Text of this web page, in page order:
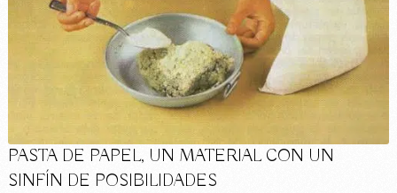
PASTA DE PAPEL, UN MATERIAL CON UN
SINFÍN DE POSIBILIDADES